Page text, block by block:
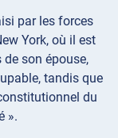
par les forces
York, où il est
son épouse,
tandis que
du
».